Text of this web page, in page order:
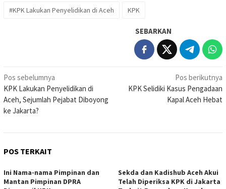
#KPK Lakukan Penyelidikan di Aceh KPK
SEBARKAN
Navigasi
pos
Pos sebelumnya
KPK Lakukan Penyelidikan di
Aceh, Sejumlah Pejabat Diboyong
ke Jakarta?
Pos berikutnya
KPK Selidiki Kasus Pengadaan
Kapal Aceh Hebat
POS TERKAIT
Ini Nama-nama Pimpinan dan
Mantan Pimpinan DPRA
Sekda dan Kadishub Aceh Akui
Telah Diperiksa KPK di Jakarta